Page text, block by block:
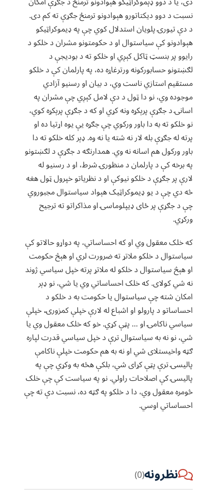
نسبت د دوو ديکتاتورو هېوادونو ترمنځ جګړې ته کم دی.
د دې تيورۍ پلويان استدلال کوي چې په‌ ډيموکراټيکو
هېوادونو کې سياستوال او د حکومتونو مشران د خلکو د
رایوو پر بنسټ ټاکل کېږي او خلکو ته د بوديجې د
لګښتونو حسابورکونه ورترغاړه ده، په پارلمان کې د خلکو
مستقيم استازي ناست وي، د بيان او رسنيو آزادي
موجوده وي، نو دا ټول د دې لامل کېږي چې مشران په
اسانۍ د جګړې پرېکړه ونه کړي او که د جګړې پرېکړه کوي،
نو خلکو ته به دا باور ورکوي چې جګړه یې یوه اړتيا ده او
پرته له جګړې بله لار نه شته يا نه وه. ډېر کله خلکو ته دا
باور ورکول هم اسانه نه وي. همدارنګه د جګړې د لګښتونو
په برخه کې د پارلمان د منظورۍ شرط، او د رسنيو له
لارې پر جګړې د خلکو نيوکې او د نظرياتو خپرول ټول هغه
څه دي چې د يو ډيموکراټيک هېواد سياستوال مجبوروي
چې د جګړې پر ځای ډيپلوماسۍ او مذاکراتو ته ترجيح
ورکړي.
که خلک معقول وي او که احساساتي، په دواړو حالاتو کې
سياستوال د خلکو ملاتړ ته ضرورت لري او هېڅ حکومت
او هېڅ سياستوال د خلکو له ملاتړ پرته خپل سياسي ژوند
نه شي کولای. که خلک احساساتي وي يا شي،‌ نو ډېر
امکان شته چې سياستوال يا حکومت به د خلکو د
احساساتو د پارولو او اشباع له لارې خپلې کمزورۍ، خپلې
سياسي ناکامۍ او …‌ پټې کړي. خو که خلک معقول وي یا
شي، نو نه به سياستوال ترې د خپل سياسي قدرت لپاره
ګټه واخيستلای شي او نه به هم حکومت خپلې ناکامې
پاليسۍ ترې پټې کړای شي، بلکې هڅه به وکړي چې په
پالیسۍ کې اصلاحات راولي. نو په سياست کې چې خلک
څومره معقول وي، دا د خلکو په ګټه ده،‌ نسبت دې ته چې
احساساتي اوسي.
نظرونه(0)